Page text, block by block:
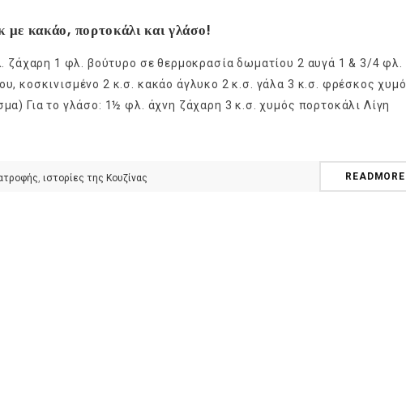
με κακάο, πορτοκάλι και γλάσο!
ζάχαρη 1 φλ. βούτυρο σε θερμοκρασία δωματίου 2 αυγά 1 & 3/4 φλ.
κοσκινισμένο 2 κ.σ. κακάο άγλυκο 2 κ.σ. γάλα 3 κ.σ. φρέσκος χυμό
Για το γλάσο: 1½ φλ. άχνη ζάχαρη 3 κ.σ. χυμός πορτοκάλι Λίγη
, ιστορίες της Κουζίνας READMORE